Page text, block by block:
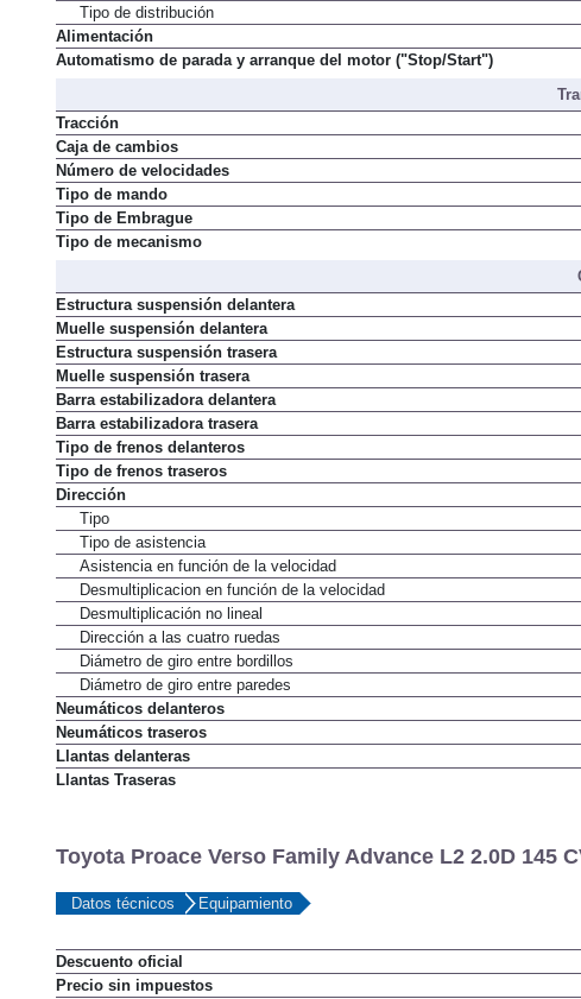
Tipo de distribución
Alimentación
Automatismo de parada y arranque del motor ("Stop/Start")
Tracción
Caja de cambios
Número de velocidades
Tipo de mando
Tipo de Embrague
Tipo de mecanismo
Estructura suspensión delantera
Muelle suspensión delantera
Estructura suspensión trasera
Muelle suspensión trasera
Barra estabilizadora delantera
Barra estabilizadora trasera
Tipo de frenos delanteros
Tipo de frenos traseros
Dirección
Tipo
Tipo de asistencia
Asistencia en función de la velocidad
Desmultiplicacion en función de la velocidad
Desmultiplicación no lineal
Dirección a las cuatro ruedas
Diámetro de giro entre bordillos
Diámetro de giro entre paredes
Neumáticos delanteros
Neumáticos traseros
Llantas delanteras
Llantas Traseras
Toyota Proace Verso Family Advance L2 2.0D 145
Datos técnicos Equipamiento
Descuento oficial
Precio sin impuestos